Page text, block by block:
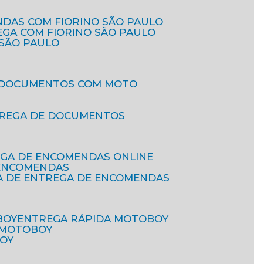
COM FIORINO SÃO PAULO
COM FIORINO SÃO PAULO
PAULO
COM MOTO
DE DOCUMENTOS
DE ENCOMENDAS ONLINE
DE ENTREGA DE ENCOMENDAS
ENTREGA RÁPIDA MOTOBOY